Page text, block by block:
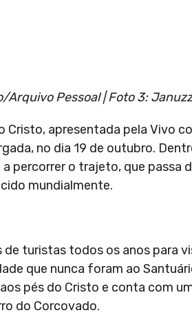
Arquivo Pessoal | Foto 3:
Cristo, apresentada pela Vivo
no dia 19 de outubro.
percorrer o trajeto, que
mundialmente.
de turistas todos os anos para
que nunca foram ao
pés do Cristo e conta com
do Corcovado.